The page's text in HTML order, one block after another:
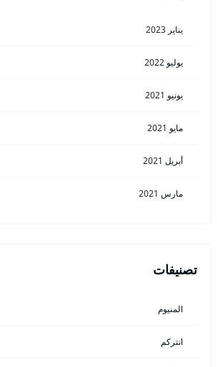
يناير 2023
يوليو 2022
يونيو 2021
مايو 2021
أبريل 2021
مارس 2021
تصنيفات
المنيوم
انتركم